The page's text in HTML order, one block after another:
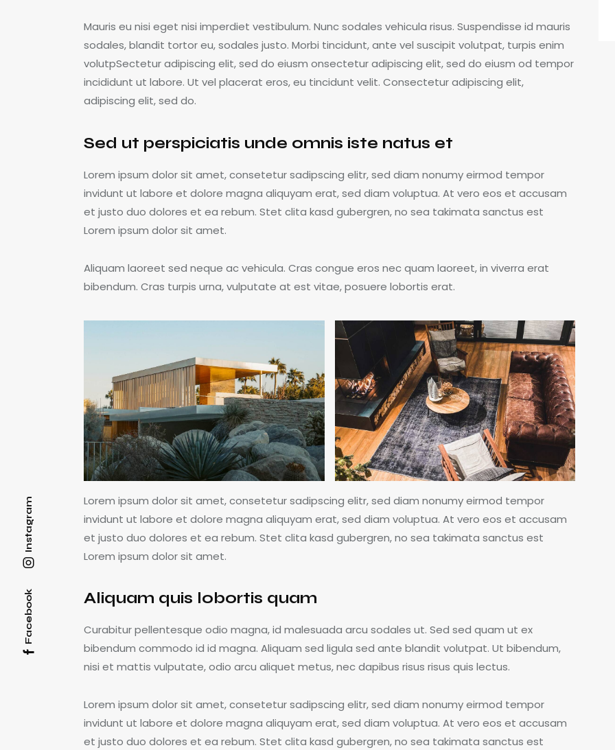
Mauris eu nisi eget nisi imperdiet vestibulum. Nunc sodales vehicula risus. Suspendisse id mauris
sodales, blandit tortor eu, sodales justo. Morbi tincidunt, ante vel suscipit volutpat, turpis enim
volutpSectetur adipiscing elit, sed do eiusm onsectetur adipiscing elit, sed do eiusm od tempor
incididunt ut labore. Ut vel placerat eros, eu tincidunt velit. Consectetur adipiscing elit,
adipiscing elit, sed do.
Sed ut perspiciatis unde omnis iste natus et
Lorem ipsum dolor sit amet, consetetur sadipscing elitr, sed diam nonumy eirmod tempor
invidunt ut labore et dolore magna aliquyam erat, sed diam voluptua. At vero eos et accusam
et justo duo dolores et ea rebum. Stet clita kasd gubergren, no sea takimata sanctus est
Lorem ipsum dolor sit amet.
Aliquam laoreet sed neque ac vehicula. Cras congue eros nec quam laoreet, in viverra erat
bibendum. Cras turpis urna, vulputate at est vitae, posuere lobortis erat.
Lorem ipsum dolor sit amet, consetetur sadipscing elitr, sed diam nonumy eirmod tempor
invidunt ut labore et dolore magna aliquyam erat, sed diam voluptua. At vero eos et accusam
et justo duo dolores et ea rebum. Stet clita kasd gubergren, no sea takimata sanctus est
Lorem ipsum dolor sit amet.
Aliquam quis lobortis quam
Curabitur pellentesque odio magna, id malesuada arcu sodales ut. Sed sed quam ut ex
bibendum commodo id id magna. Aliquam sed ligula sed ante blandit volutpat. Ut bibendum,
nisi et mattis vulputate, odio arcu aliquet metus, nec dapibus risus risus quis lectus.
Lorem ipsum dolor sit amet, consetetur sadipscing elitr, sed diam nonumy eirmod tempor
invidunt ut labore et dolore magna aliquyam erat, sed diam voluptua. At vero eos et accusam
et justo duo dolores et ea rebum. Stet clita kasd gubergren, no sea takimata sanctus est
Facebook
Instagram